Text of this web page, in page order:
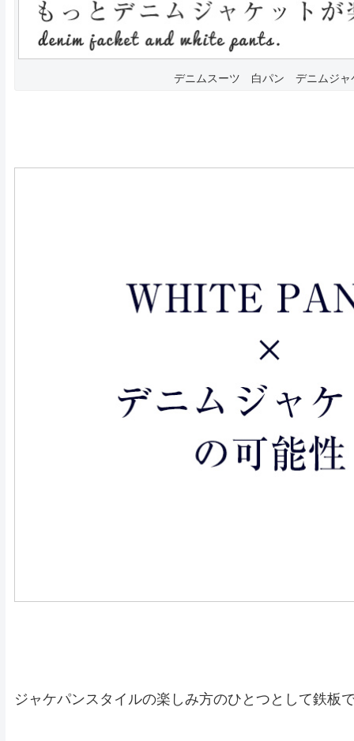
デニムスーツ 白パン デニムジャ
ジャケパンスタイルの楽しみ方のひとつとして鉄板